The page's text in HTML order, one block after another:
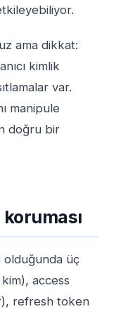
ama dikkat:
kimlik
var.
manipule
doğru bir
olduğunda üç
access
refresh token